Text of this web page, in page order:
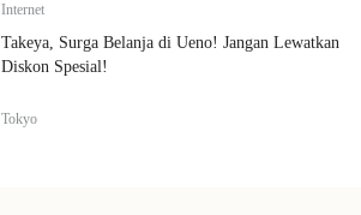
Internet
Takeya, Surga Belanja di Ueno! Jangan Lewatkan
Diskon Spesial!
Tokyo